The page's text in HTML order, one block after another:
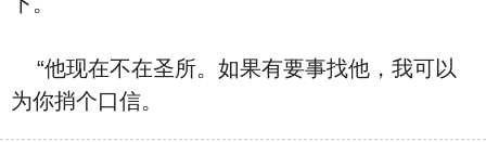
“他现在不在圣所。如果有要事找他，我可以
为你捎个口信。